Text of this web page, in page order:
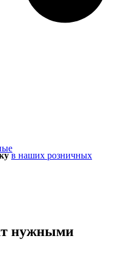
в наших розничных
нужными